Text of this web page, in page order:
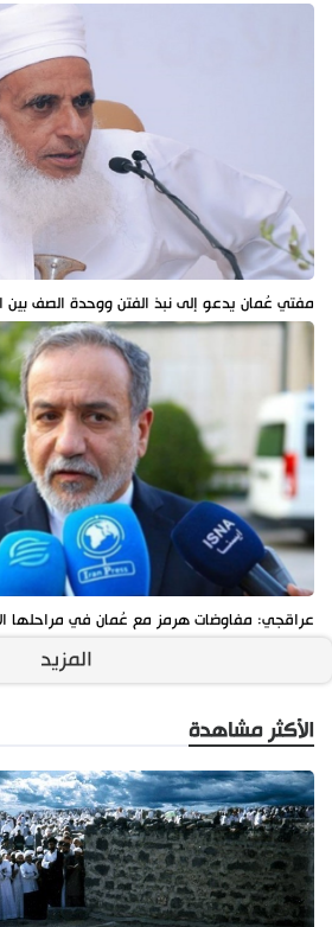
مفتي عُمان يدعو إلى نبذ الفتن ووحدة الصف بين
عراقجي: مفاوضات هرمز مع عُمان في مراحلها
المزيد
الأكثر مشاهدة